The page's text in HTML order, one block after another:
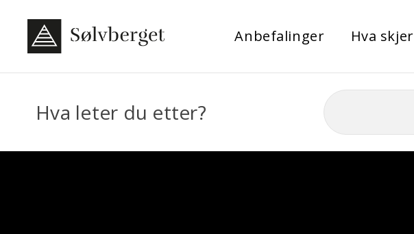
Anbefalinger Hva skjer
Hva leter du etter?